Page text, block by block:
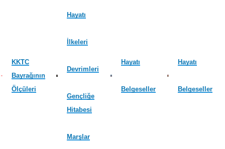
KKTC
Bayrağının
Ölçüleri
Hayatı
İlkeleri
Devrimleri
Gençliğe
Hitabesi
Marşlar
Hayatı
Belgeseller
Hayatı
Belgeseller